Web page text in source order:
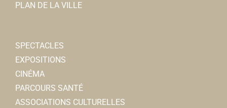
PLAN DE LA VILLE
SPECTACLES
EXPOSITIONS
CINÉMA
PARCOURS SANTÉ
ASSOCIATIONS CULTURELLES